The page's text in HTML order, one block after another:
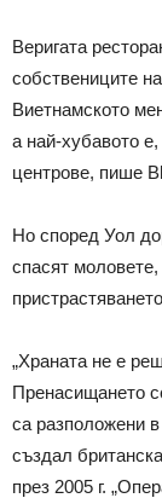
Веригата
собствениците
Виетнамското
a най-хубавото
центрове, пише
Но според Уол
спасят моловете,
„Храната не е
Пренасищането
са разположени в
създал
през 2005 г.